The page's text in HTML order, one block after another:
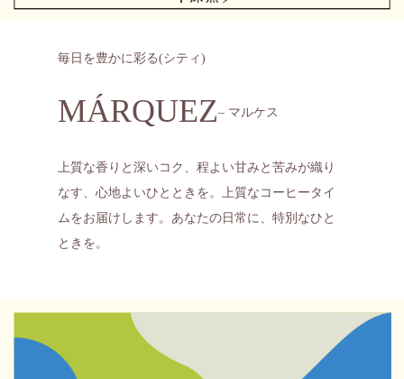
毎日を豊かに彩る(シティ)
MÁRQUEZ– マルケス
上質な香りと深いコク、程よい甘みと苦みが織り
なす、心地よいひとときを。上質なコーヒータイ
ムをお届けします。あなたの日常に、特別なひと
ときを。